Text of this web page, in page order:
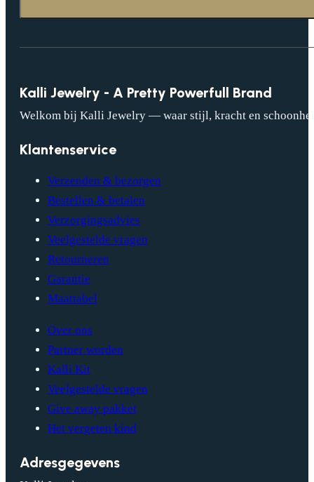
Kalli Jewelry - A Pretty Powerfull Brand
Welkom bij Kalli Jewelry — waar stijl, kracht en
Klantenservice
Verzenden & bezorgen
Bestellen & betalen
Verzorgingsadvies
Veelgestelde vragen
Retourneren
Garantie
Maattabel
Over ons
Partner worden
Kalli Kit
Veelgestelde vragen
Give away pakket
Het vergeten kind
Adresgegevens